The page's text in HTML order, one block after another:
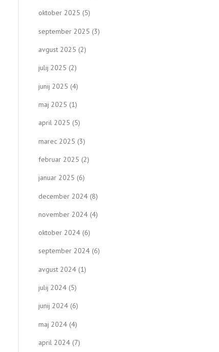
oktober 2025 (5)
september 2025 (3)
avgust 2025 (2)
julij 2025 (2)
junij 2025 (4)
maj 2025 (1)
april 2025 (5)
marec 2025 (3)
februar 2025 (2)
januar 2025 (6)
december 2024 (8)
november 2024 (4)
oktober 2024 (6)
september 2024 (6)
avgust 2024 (1)
julij 2024 (5)
junij 2024 (6)
maj 2024 (4)
april 2024 (7)